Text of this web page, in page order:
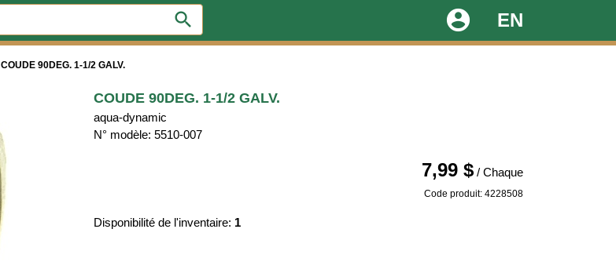
search EN
account_circle
COUDE 90DEG. 1-1/2 GALV.
COUDE 90DEG. 1-1/2 GALV.
aqua-dynamic
N° modèle: 5510-007
7,99 $/ Chaque
Code produit: 4228508
Disponibilité de l'inventaire: 1